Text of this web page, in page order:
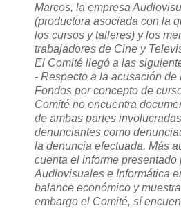
Marcos, la empresa
(productora asociada con la
los cursos y talleres) y los
trabajadores de Cine y
El Comité llegó a las
- Respecto a la acusación de
Fondos por concepto de
Comité no encuentra
de ambas partes
denunciantes como
la denuncia efectuada. Más
cuenta el informe presentado
Audiovisuales e Informática
balance económico y
embargo el Comité, sí